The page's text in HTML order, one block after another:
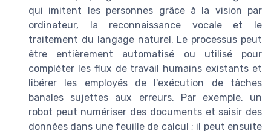
qui imitent les personnes grâce à la vision par
ordinateur, la reconnaissance vocale et le
traitement du langage naturel. Le processus peut
être entièrement automatisé ou utilisé pour
compléter les flux de travail humains existants et
libérer les employés de l'exécution de tâches
banales sujettes aux erreurs. Par exemple, un
robot peut numériser des documents et saisir des
données dans une feuille de calcul ; il peut ensuite